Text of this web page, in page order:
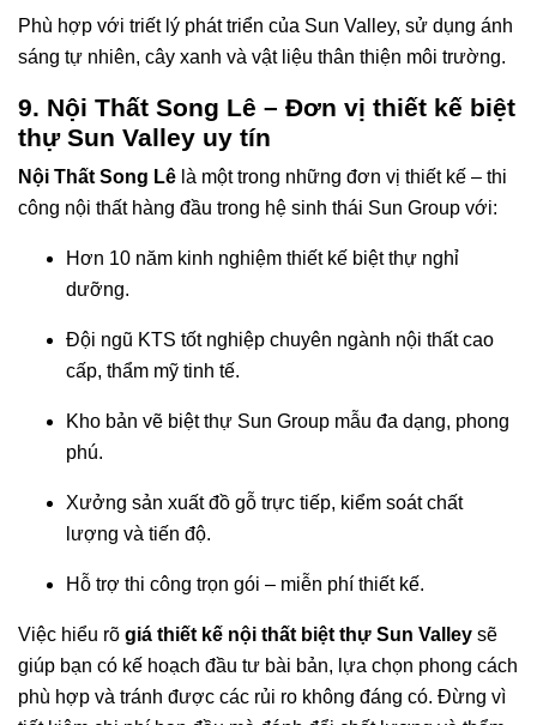
Phù hợp với triết lý phát triển của Sun Valley, sử dụng ánh
sáng tự nhiên, cây xanh và vật liệu thân thiện môi trường.
9. Nội Thất Song Lê – Đơn vị thiết kế biệt
thự Sun Valley uy tín
Nội Thất Song Lê là một trong những đơn vị thiết kế – thi
công nội thất hàng đầu trong hệ sinh thái Sun Group với:
Hơn 10 năm kinh nghiệm thiết kế biệt thự nghỉ
dưỡng.
Đội ngũ KTS tốt nghiệp chuyên ngành nội thất cao
cấp, thẩm mỹ tinh tế.
Kho bản vẽ biệt thự Sun Group mẫu đa dạng, phong
phú.
Xưởng sản xuất đồ gỗ trực tiếp, kiểm soát chất
lượng và tiến độ.
Hỗ trợ thi công trọn gói – miễn phí thiết kế.
Việc hiểu rõ giá thiết kế nội thất biệt thự Sun Valley sẽ
giúp bạn có kế hoạch đầu tư bài bản, lựa chọn phong cách
phù hợp và tránh được các rủi ro không đáng có. Đừng vì